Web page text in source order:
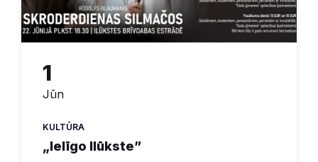
1
Jūn
KULTŪRA
„Ielīgo Ilūkste”